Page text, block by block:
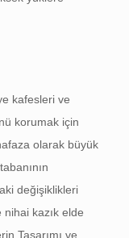
kafesleri ve
korumak için
olarak büyük
değişiklikleri
kazık elde
Tasarımı ve